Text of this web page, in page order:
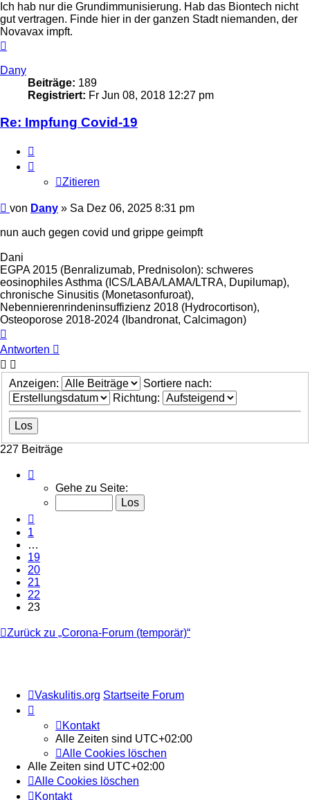
Ich hab nur die Grundimmunisierung. Hab das Biontech nicht
gut vertragen. Finde hier in der ganzen Stadt niemanden, der
Novavax impft.
Dany
Beiträge: 189
Registriert: Fr Jun 08, 2018 12:27 pm
Re: Impfung Covid-19
Zitieren
Beitrag
von Dany » Sa Dez 06, 2025 8:31 pm
nun auch gegen covid und grippe geimpft
Dani
EGPA 2015 (Benralizumab, Prednisolon): schweres
eosinophiles Asthma (ICS/LABA/LAMA/LTRA, Dupilumap),
chronische Sinusitis (Monetasonfuroat),
Nebennierenrindeninsuffizienz 2018 (Hydrocortison),
Osteoporose 2018-2024 (Ibandronat, Calcimagon)
oben
Antworten
Anzeigen:
Sortiere nach:
Richtung:
227 Beiträge
23
23
Gehe zu Seite:
1
…
19
20
21
22
23
Zurück zu „Corona-Forum (temporär)“
Vaskulitis.org Startseite Forum
Kontakt
Alle Zeiten sind UTC+02:00
Alle Cookies löschen
Alle Zeiten sind UTC+02:00
Alle Cookies löschen
Kontakt